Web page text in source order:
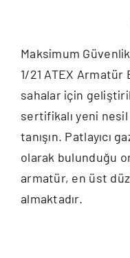
Maksimum
1/21 ATEX
sahalar için
sertifikalı yeni
tanışın. Patlayıcı
olarak bulunduğu
armatür, en üst
almaktadır.